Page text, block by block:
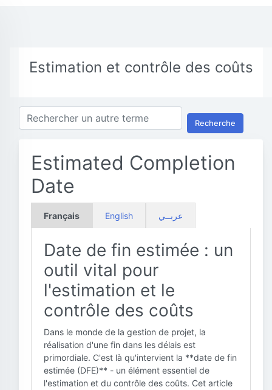
Estimation et contrôle des coûts
Recherche
Estimated Completion
Date
Français English عربــي
Date de fin estimée : un
outil vital pour
l'estimation et le
contrôle des coûts
Dans le monde de la gestion de projet, la
réalisation d'une fin dans les délais est
primordiale. C'est là qu'intervient la **date de fin
estimée (DFE)** - un élément essentiel de
l'estimation et du contrôle des coûts. Cet article